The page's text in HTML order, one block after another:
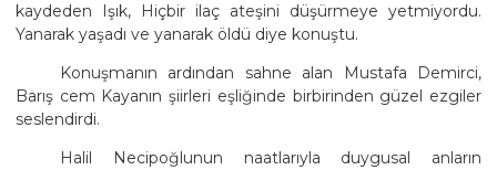
kaydeden Işık, Hiçbir ilaç ateşini düşürmeye yetmiyordu.
Yanarak yaşadı ve yanarak öldü diye konuştu.
Konuşmanın ardından sahne alan Mustafa Demirci,
Barış cem Kayanın şiirleri eşliğinde birbirinden güzel ezgiler
seslendirdi.
Halil Necipoğlunun naatlarıyla duygusal anların